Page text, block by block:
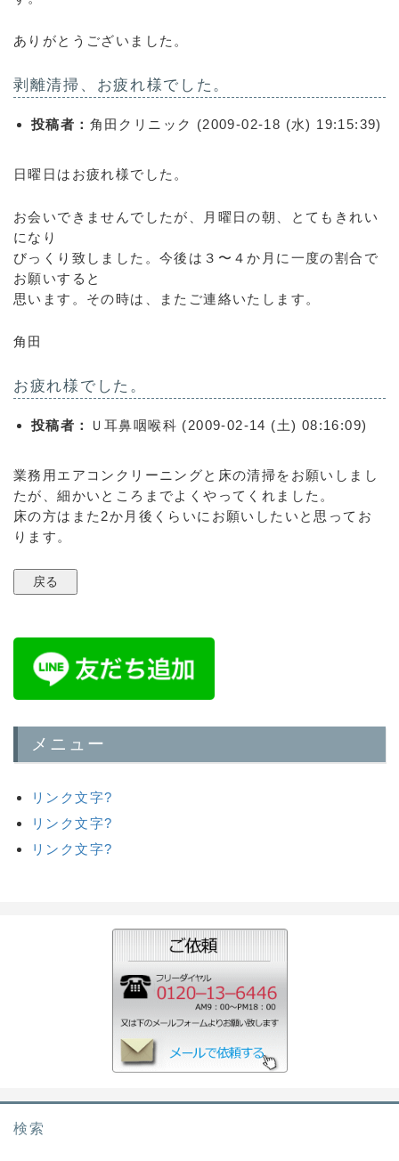
ありがとうございました。
剥離清掃、お疲れ様でした。
投稿者： 角田クリニック (2009-02-18 (水) 19:15:39)
日曜日はお疲れ様でした。
お会いできませんでしたが、月曜日の朝、とてもきれい
になり
びっくり致しました。今後は３〜４か月に一度の割合で
お願いすると
思います。その時は、またご連絡いたします。
角田
お疲れ様でした。
投稿者： Ｕ耳鼻咽喉科 (2009-02-14 (土) 08:16:09)
業務用エアコンクリーニングと床の清掃をお願いしまし
たが、細かいところまでよくやってくれました。
床の方はまた2か月後くらいにお願いしたいと思ってお
ります。
メニュー
リンク文字?
リンク文字?
リンク文字?
検索